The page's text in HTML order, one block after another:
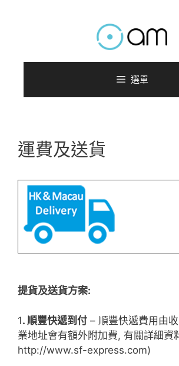
選單
運費及送貨
提貨及送貨方案:
1. 順豐快遞到付 – 順豐快遞費用由
業地址會有額外附加費, 有關詳細資
http://www.sf-express.com)